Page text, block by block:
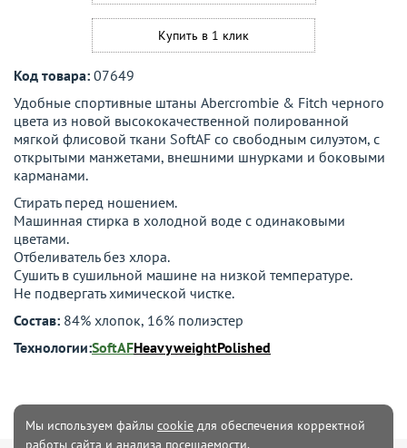
Купить в 1 клик
Код товара: 07649
Удобные спортивные штаны Abercrombie & Fitch черного
цвета из новой высококачественной полированной
мягкой флисовой ткани SoftAF со свободным силуэтом, с
открытыми манжетами, внешними шнурками и боковыми
карманами.
Стирать перед ношением.
Машинная стирка в холодной воде с одинаковыми
цветами.
Отбеливатель без хлора.
Сушить в сушильной машине на низкой температуре.
Не подвергать химической чистке.
Состав: 84% хлопок, 16% полиэстер
Технологии:SoftAFHeavyweightPolished
Мы используем файлы cookie для обеспечения корректной
работы сайта и анализа посещаемости.